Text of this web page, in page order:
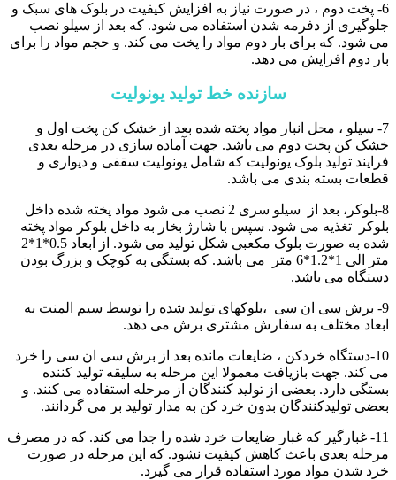
6- پخت دوم ، در صورت نیاز به افزایش کیفیت در بلوک های سبک و
جلوگیری از دفرمه شدن استفاده می شود. که بعد از سیلو نصب
می شود. که برای بار دوم مواد را پخت می کند. و حجم مواد را برای
بار دوم افزایش می دهد.
سازنده خط تولید یونولیت
7- سیلو ، محل انبار مواد پخته شده بعد از خشک کن پخت اول و
خشک کن پخت دوم می باشد. جهت آماده سازی در مرحله بعدی
فرایند تولید بلوک یونولیت که شامل یونولیت سقفی و دیواری و
قطعات بسته بندی می باشد.
8-بلوکر، بعد از سیلو سری 2 نصب می شود مواد پخته شده داخل
بلوکر تغذیه می شود. سپس با شارژ بخار به داخل بلوکر مواد پخته
شده به صورت بلوک مکعبی شکل تولید می شود. از ابعاد 0.5*1*2
متر الی 1*1.2*6 متر می باشد. که بستگی به کوچک و بزرگ بودن
دستگاه می باشد.
9- برش سی ان سی ،بلوکهای تولید شده را توسط سیم المنت به
ابعاد مختلف به سفارش مشتری برش می دهد.
10-دستگاه خردکن ، ضایعات مانده بعد از برش سی ان سی را خرد
می کند. جهت بازیافت معمولا این مرحله به سلیقه تولید کننده
بستگی دارد. بعضی از تولید کنندگان از مرحله استفاده می کنند. و
بعضی تولیدکنندگان بدون خرد کن به مدار تولید بر می گردانند.
11- غبارگیر که غبار ضایعات خرد شده را جدا می کند. که در مصرف
مرحله بعدی باعث کاهش کیفیت نشود. که این مرحله در صورت
خرد شدن مواد مورد استفاده قرار می گیرد.